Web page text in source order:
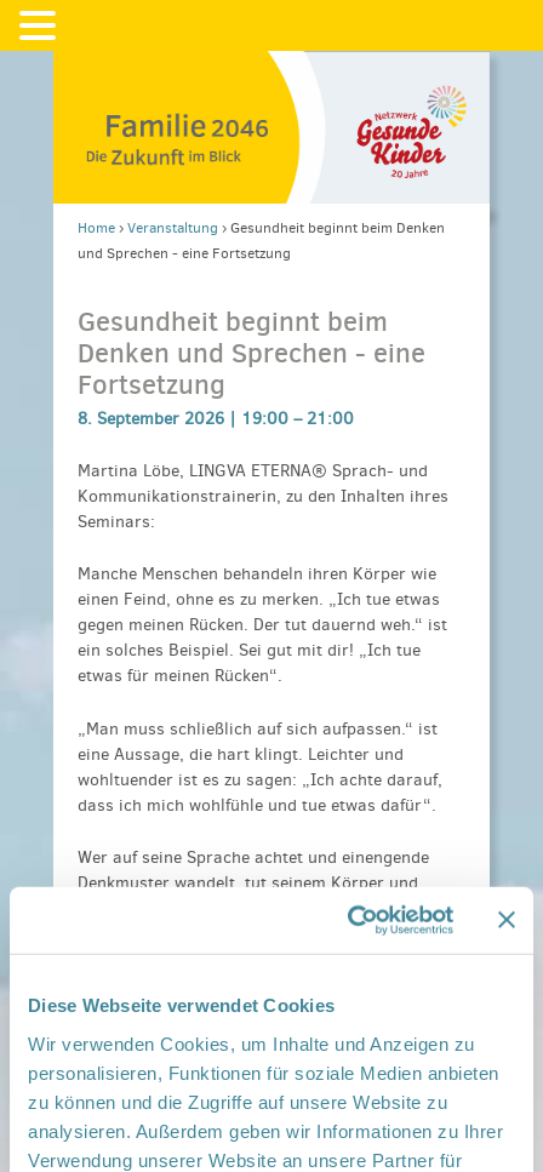
Diese Webseite verwendet Cookies
Wir verwenden Cookies, um Inhalte und Anzeigen zu
personalisieren, Funktionen für soziale Medien anbieten
zu können und die Zugriffe auf unsere Website zu
analysieren. Außerdem geben wir Informationen zu Ihrer
Verwendung unserer Website an unsere Partner für
Home›Veranstaltung ›Gesundheit beginnt beim Denken
und Sprechen - eine Fortsetzung
Gesundheit beginnt beim
Denken und Sprechen - eine
Fortsetzung
8. September 2026 | 19:00 – 21:00
Martina Löbe, LINGVA ETERNA® Sprach- und
Kommunikationstrainerin, zu den Inhalten ihres
Seminars:
Manche Menschen behandeln ihren Körper wie
einen Feind, ohne es zu merken. „Ich tue etwas
gegen meinen Rücken. Der tut dauernd weh.“ ist
ein solches Beispiel. Sei gut mit dir! „Ich tue
etwas für meinen Rücken“.
„Man muss schließlich auf sich aufpassen.“ ist
eine Aussage, die hart klingt. Leichter und
wohltuender ist es zu sagen: „Ich achte darauf,
dass ich mich wohlfühle und tue etwas dafür“.
Wer auf seine Sprache achtet und einengende
Denkmuster wandelt, tut seinem Körper und
seiner Seele Gutes. Ich gebe sprachliche
Anregungen, die sich leicht umsetzen lassen.
lade ich zu einer Fortsetzung ein
Kosten:20 € pro Person, für
Netzwerkteilnehmer*innen 10 €
Anmeldeinformationen: Anmeldung bis 3.9.26:
ngk-mol@drk-mohs.de